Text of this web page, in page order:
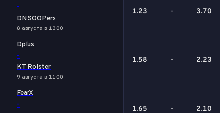
-
DN SOOPers
8 августа в 13:00
1.23 - 3.70
Dplus
-
KT Rolster
9 августа в 11:00
1.58 - 2.23
FearX
- 1.65 - 2.10